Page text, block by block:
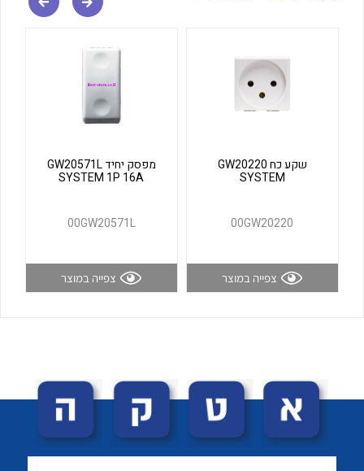
לכל מוצרי היצרן
שקע כח GW20220
SYSTEM
00GW20220
צפייה במוצר
מפסק יחיד GW20571L
SYSTEM 1P 16A
00GW20571L
צפייה במוצר